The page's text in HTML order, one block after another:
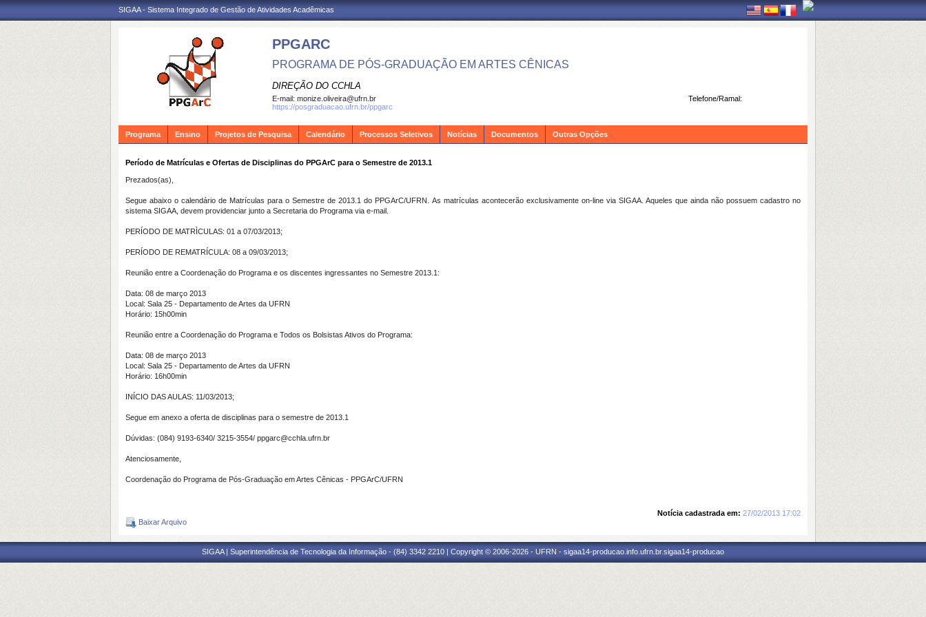
SIGAA - Sistema Integrado de Gestão de Atividades Acadêmicas
PPGARC
PROGRAMA DE PÓS-GRADUAÇÃO EM ARTES CÊNICAS
DIREÇÃO DO CCHLA
Telefone/Ramal:
E-mail: monize.oliveira@ufrn.br
https://posgraduacao.ufrn.br/ppgarc
Programa Ensino Projetos de Pesquisa Calendário Processos Seletivos Notícias Documentos Outras Opções
Período de Matrículas e Ofertas de Disciplinas do PPGArC para o Semestre de 2013.1
Prezados(as),
Segue abaixo o calendário de Matrículas para o Semestre de 2013.1 do PPGArC/UFRN. As matrículas acontecerão exclusivamente on-line via SIGAA. Aqueles que ainda não possuem cadastro no
sistema SIGAA, devem providenciar junto a Secretaria do Programa via e-mail.
PERÍODO DE MATRÌCULAS: 01 a 07/03/2013;
PERÍODO DE REMATRÍCULA: 08 a 09/03/2013;
Reunião entre a Coordenação do Programa e os discentes ingressantes no Semestre 2013.1:
Data: 08 de março 2013
Local: Sala 25 - Departamento de Artes da UFRN
Horário: 15h00min
Reunião entre a Coordenação do Programa e Todos os Bolsistas Ativos do Programa:
Data: 08 de março 2013
Local: Sala 25 - Departamento de Artes da UFRN
Horário: 16h00min
INÍCIO DAS AULAS: 11/03/2013;
Segue em anexo a oferta de disciplinas para o semestre de 2013.1
Dúvidas: (084) 9193-6340/ 3215-3554/ ppgarc@cchla.ufrn.br
Atenciosamente,
Coordenação do Programa de Pós-Graduação em Artes Cênicas - PPGArC/UFRN
Notícia cadastrada em: 27/02/2013 17:02
Baixar Arquivo
SIGAA | Superintendência de Tecnologia da Informação - (84) 3342 2210 | Copyright © 2006-2026 - UFRN - sigaa14-producao.info.ufrn.br.sigaa14-producao